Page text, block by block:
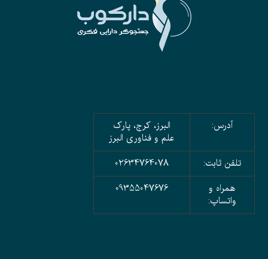
آدرس:
البرز، کرج، پارک
علم و فناوری البرز
تلفن ثابت:
02634764078
همراه و
واتساپ:
09355047676